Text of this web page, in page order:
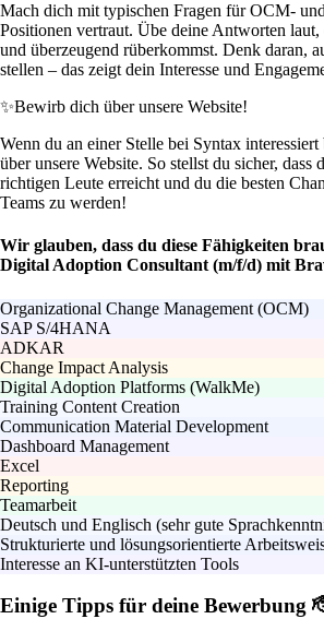
Mach dich mit typischen Fragen für OCM-
Positionen vertraut. Übe deine Antworten laut,
und überzeugend rüberkommst. Denk daran,
stellen – das zeigt dein Interesse und
✨Bewirb dich über unsere Website!
Wenn du an einer Stelle bei Syntax
über unsere Website. So stellst du sicher, dass
richtigen Leute erreicht und du die besten
Teams zu werden!
Wir glauben, dass du diese Fähigkeiten
Digital Adoption Consultant (m/f/d) mit
Organizational Change Management (OCM)
SAP S/4HANA
ADKAR
Change Impact Analysis
Digital Adoption Platforms (WalkMe)
Training Content Creation
Communication Material Development
Dashboard Management
Excel
Reporting
Teamarbeit
Deutsch und Englisch (sehr gute
Strukturierte und lösungsorientierte
Interesse an KI-unterstützten Tools
Einige Tipps für deine Bewerbung